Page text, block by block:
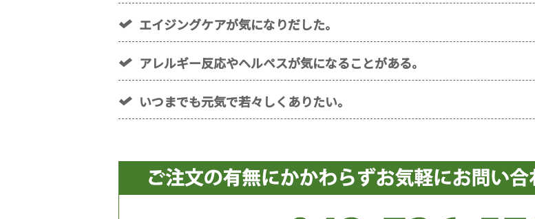
エイジングケアが気になりだした。
アレルギー反応やヘルペスが気になることがある。
いつまでも元気で若々しくありたい。